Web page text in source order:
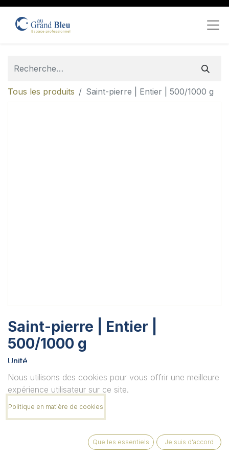
Tous les produits Saint-pierre | Entier | 500/1000 g
Saint-pierre | Entier |
500/1000 g
Unité
Quantité
Nous utilisons des cookies pour vous offrir une meilleure
expérience utilisateur sur ce site.
Politique en matière de cookies
Que les essentiels Je suis d'accord